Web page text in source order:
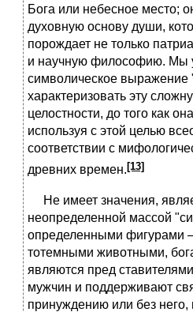
Бога или небесное место;
духовную основу души,
порождает не только
и научную философию. Мы
символическое выражение
характеризовать эту
целостности, до того как
используя с этой целью
соответствии с
древних времен.[13]
Не имеет значения,
неопределенной массой
определенными фигурами
тотемными животными,
являются пред
мужчин и поддерживают
принуждению или без него,